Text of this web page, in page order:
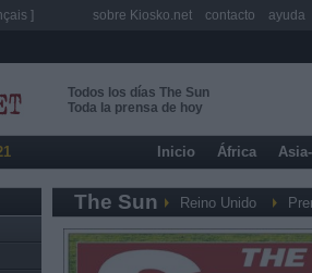
Todos los días The Sun
Toda la prensa de hoy
Inicio África
The Sun Reino Unido
] sobre Kiosko.net contacto ayuda